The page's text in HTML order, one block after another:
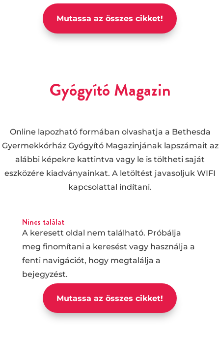
Mutassa az összes cikket!
Gyógyító Magazin
Online lapozható formában olvashatja a Bethesda
Gyermekkórház Gyógyító Magazinjának lapszámait az
alábbi képekre kattintva vagy le is töltheti saját
eszközére kiadványainkat. A letöltést javasoljuk WIFI
kapcsolattal indítani.
Nincs találat
A keresett oldal nem található. Próbálja
meg finomítani a keresést vagy használja a
fenti navigációt, hogy megtalálja a
bejegyzést.
Mutassa az összes cikket!